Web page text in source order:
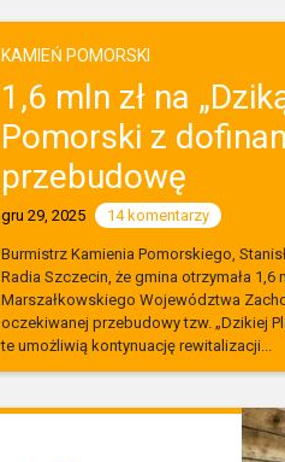
KAMIEŃ POMORSKI
1,6 mln zł na
Pomorski z
przebudowę
gru 29, 2025 14 komentarzy
Burmistrz Kamienia Pomorskiego,
Radia Szczecin, że gmina otrzymała
Marszałkowskiego Województwa
oczekiwanej przebudowy tzw. „Dzikiej
te umożliwią kontynuację rewitalizacji...